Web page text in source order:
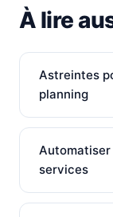
À lire
Astreintes
planning
Automatiser
services